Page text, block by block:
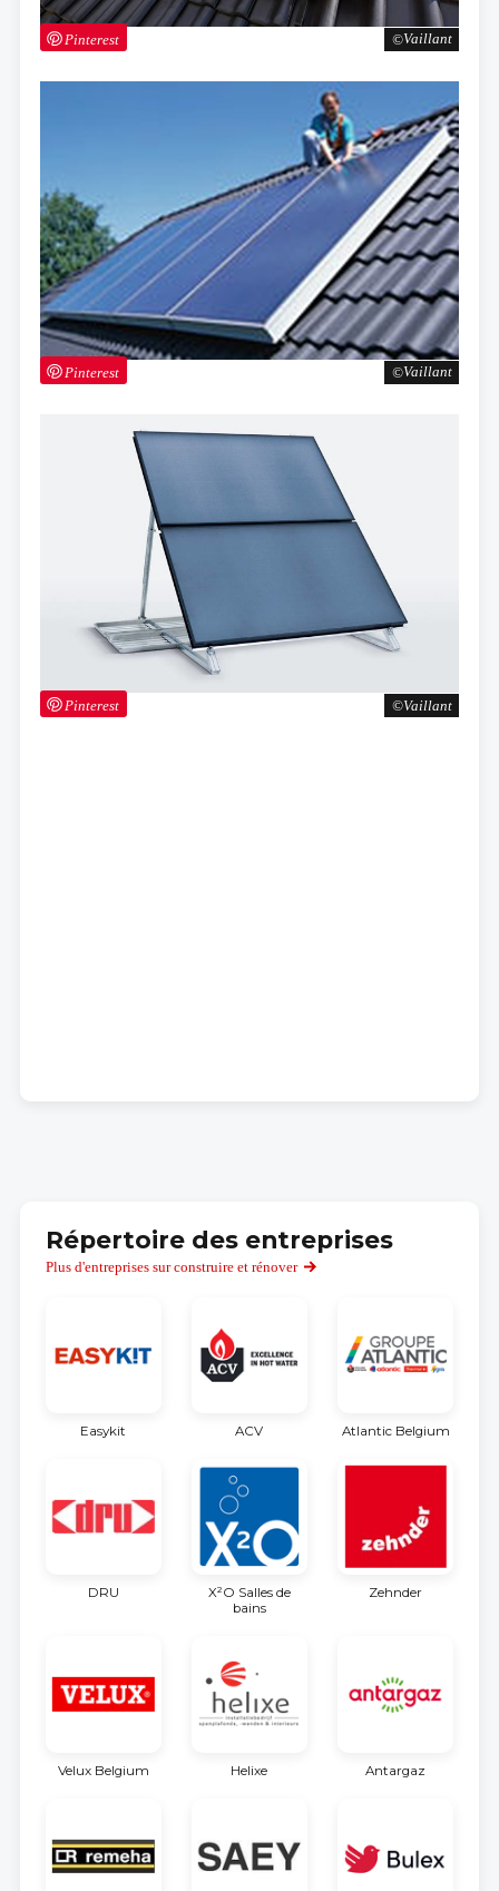
Vaillant
Pinterest
Vaillant
Pinterest
Vaillant
Pinterest
Répertoire des entreprises
Plus d'entreprises sur construire et rénover
Easykit ACV Atlantic Belgium
DRU
X²O Salles de
bains
Zehnder
Velux Belgium Helixe Antargaz